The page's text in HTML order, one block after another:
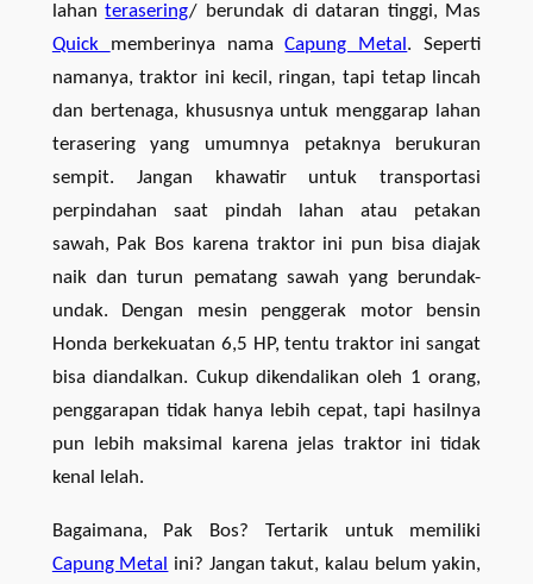
lahanterasering/ berundak di dataran tinggi, Mas
Quick memberinya namaCapung Metal . Seperti
namanya, traktor ini kecil, ringan, tapi tetap lincah
dan bertenaga, khususnya untuk menggarap lahan
terasering yang umumnya petaknya berukuran
sempit. Jangan khawatir untuk transportasi
perpindahan saat pindah lahan atau petakan
sawah, Pak Bos karena traktor ini pun bisa diajak
naik dan turun pematang sawah yang berundak-
undak. Dengan mesin penggerak motor bensin
Honda berkekuatan 6,5 HP, tentu traktor ini sangat
bisa diandalkan. Cukup dikendalikan oleh 1 orang,
penggarapan tidak hanya lebih cepat, tapi hasilnya
pun lebih maksimal karena jelas traktor ini tidak
kenal lelah.
Bagaimana, Pak Bos? Tertarik untuk memiliki
Capung Metal ini? Jangan takut, kalau belum yakin,